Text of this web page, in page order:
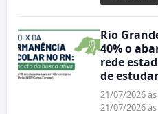
Rio
40% o
rede
de
21/07/2026
21/07/2026